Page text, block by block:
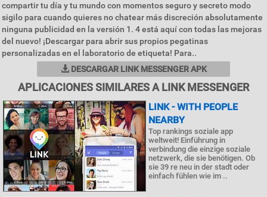
compartir tu día y tu mundo con momentos seguro y secreto modo
sigilo para cuando quieres no chatear más discreción absolutamente
ninguna publicidad en la versión 1. 4 está aquí con todas las mejoras
del nuevo! ¡Descargar para abrir sus propios pegatinas
personalizadas en el laboratorio de etiqueta! Para..
DESCARGAR LINK MESSENGER APK
APLICACIONES SIMILARES A LINK MESSENGER
LINK - WITH PEOPLE
NEARBY
Top rankings soziale app
weltweit! Einführung in
verbindung die einzige soziale
netzwerk, die sie benötigen. Ob
sie 39 re neu in der stadt oder
einfach fühlen wie im ..